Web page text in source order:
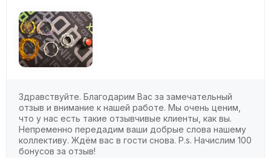
Здравствуйте. Благодарим Вас за замечательный
отзыв и внимание к нашей работе. Мы очень ценим,
что у нас есть такие отзывчивые клиенты, как вы.
Непременно передадим ваши добрые слова нашему
коллективу. Ждём вас в гости снова. P.s. Начислим 100
бонусов за отзыв!